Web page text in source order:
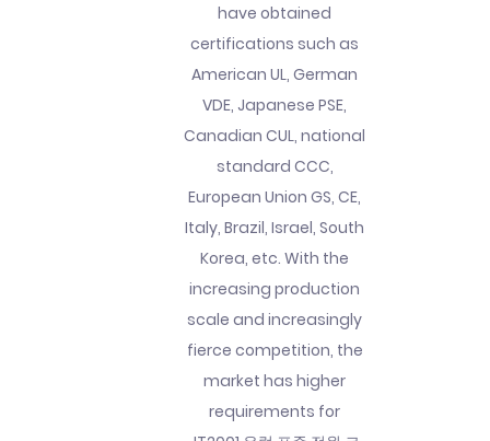
have obtained
certifications such as
American UL, German
VDE, Japanese PSE,
Canadian CUL, national
standard CCC,
European Union GS, CE,
Italy, Brazil, Israel, South
Korea, etc. With the
increasing production
scale and increasingly
fierce competition, the
market has higher
requirements for